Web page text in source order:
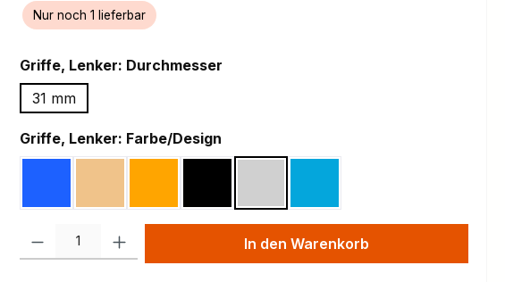
Nur noch 1 lieferbar
Griffe, Lenker: Durchmesserauswählen
31 mm
Griffe, Lenker: Farbe/Designauswählen
Produkt Anzahl: Gib den gewünschten Wert ein oder benutze die Schaltflächen
In den Warenkorb